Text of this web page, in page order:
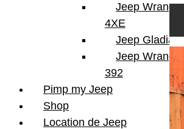
Jeep
4XE
Jeep
Jeep
392
Pimp my Jeep
Shop
Location de Jeep